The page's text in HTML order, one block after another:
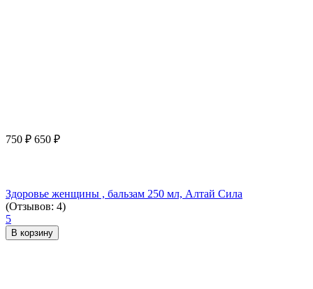
750 ₽ 650 ₽
Здоровье женщины , бальзам 250 мл, Алтай Сила
(Отзывов: 4)
5
В корзину